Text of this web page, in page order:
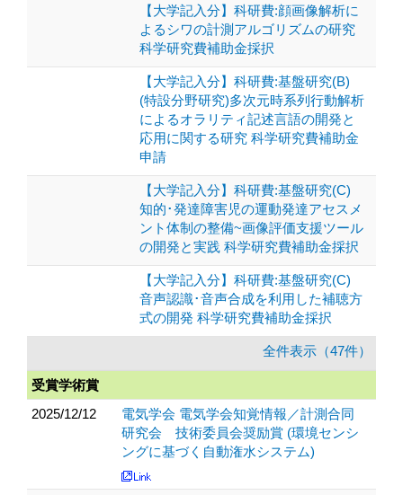
【大学記入分】科研費:顔画像解析に
よるシワの計測アルゴリズムの研究
科学研究費補助金採択
【大学記入分】科研費:基盤研究(B)
(特設分野研究)多次元時系列行動解析
によるオラリティ記述言語の開発と
応用に関する研究 科学研究費補助金
申請
【大学記入分】科研費:基盤研究(C)
知的･発達障害児の運動発達アセスメ
ント体制の整備~画像評価支援ツール
の開発と実践 科学研究費補助金採択
【大学記入分】科研費:基盤研究(C)
音声認識･音声合成を利用した補聴方
式の開発 科学研究費補助金採択
全件表示（47件）
受賞学術賞
2025/12/12
電気学会 電気学会知覚情報／計測合同
研究会 技術委員会奨励賞 (環境センシ
ングに基づく自動潅水システム)